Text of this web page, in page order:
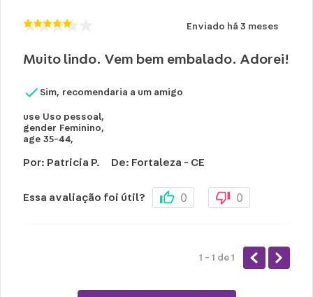
Enviado há 3 meses
Muito lindo. Vem bem embalado. Adorei!
Sim, recomendaria a um amigo
use Uso pessoal,
gender Feminino,
age 35-44,
Por: Patricia P. De: Fortaleza - CE
Essa avaliação foi útil? 0 0
1 - 1 de 1